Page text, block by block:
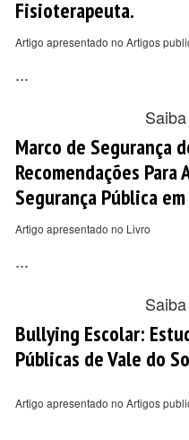
Fisioterapeuta.
Artigo apresentado no Artigos
...
Marco de Segurança
Recomendações Para
Segurança Pública
Artigo apresentado no Livro
...
Bullying Escolar:
Públicas de Vale do
Artigo apresentado no Artigos
...